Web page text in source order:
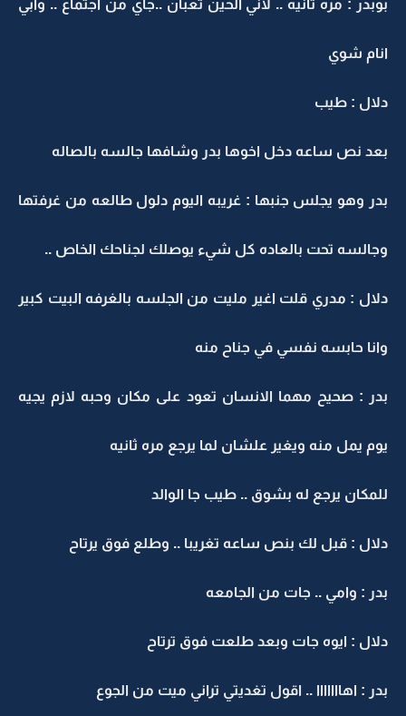
بوبدر : مره ثانيه .. لاني الحين تعبان ..جاي من اجتماع .. وابي
انام شوي
دلال : طيب
بعد نص ساعه دخل اخوها بدر وشافها جالسه بالصاله
بدر وهو يجلس جنبها : غريبه اليوم دلول طالعه من غرفتها
وجالسه تحت بالعاده كل شيء يوصلك لجناحك الخاص ..
دلال : مدري قلت اغير مليت من الجلسه بالغرفه البيت كبير
وانا حابسه نفسي في جناح منه
بدر : صحيح مهما الانسان تعود على مكان وحبه لازم يجيه
يوم يمل منه ويغير علشان لما يرجع مره ثانيه
للمكان يرجع له بشوق .. طيب جا الوالد
دلال : قبل لك بنص ساعه تغريبا .. وطلع فوق يرتاح
بدر : وامي .. جات من الجامعه
دلال : ايوه جات وبعد طلعت فوق ترتاح
بدر : اهااااااا .. اقول تغديتي تراني ميت من الجوع